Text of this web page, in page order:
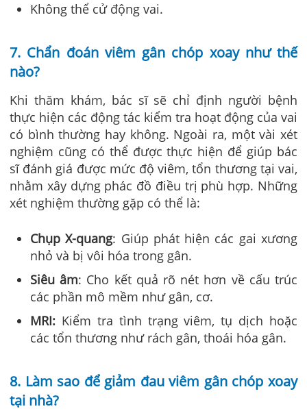
Không thể cử động vai.
7. Chẩn đoán viêm gân chóp xoaynhư thế
nào?
Khi thăm khám, bác sĩ sẽ chỉ định người bệnh
thực hiện các động tác kiểm tra hoạt động của vai
có bình thường hay không. Ngoài ra, một vài xét
nghiệm cũng có thể được thực hiện để giúp bác
sĩ đánh giá được mức độ viêm, tổn thương tại vai,
nhằm xây dựng phác đồ điều trị phù hợp. Những
xét nghiệm thường gặp có thể là:
Chụp X-quang: Giúp phát hiện các gai xương
nhỏ và bị vôi hóa trong gân.
Siêu âm: Cho kết quả rõ nét hơn về cấu trúc
các phần mô mềm như gân, cơ.
MRI: Kiểm tra tình trạng viêm, tụ dịch hoặc
các tổn thương như rách gân, thoái hóa gân.
8. Làm sao để giảm đau viêm gân chóp xoay
tại nhà?